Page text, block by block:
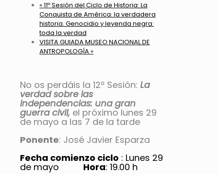
« 11º Sesión del Ciclo de Historia: La
Conquista de América: la verdadera
historia. Genocidio y leyenda negra:
toda la verdad
VISITA GUIADA MUSEO NACIONAL DE
ANTROPOLOGÍA »
No os perdáis la 12º Sesión: La
verdad sobre las
independencias: una gran
guerra civil, el próximo lunes 29
de mayo a las 7 de la tarde
Ponente: José Javier Esparza
Fecha comienzo ciclo : Lunes 29
de mayo Hora: 19.00 h